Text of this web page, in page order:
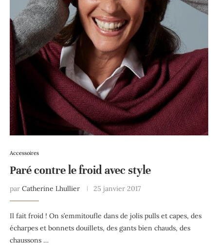
Accessoires
Paré contre le froid avec style
par Catherine Lhullier 25 janvier 2017
Il fait froid ! On s’emmitoufle dans de jolis pulls et capes, des
écharpes et bonnets douillets, des gants bien chauds, des
chaussons …